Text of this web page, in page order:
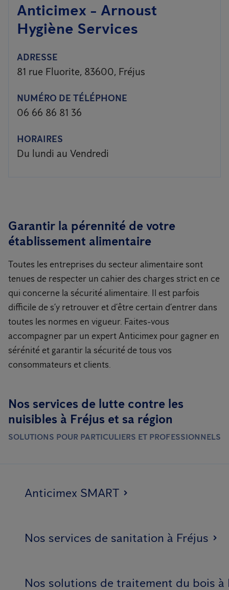
Anticimex - Arnoust
Hygiène Services
ADRESSE
81 rue Fluorite, 83600, Fréjus
NUMÉRO DE TÉLÉPHONE
06 66 86 81 36
HORAIRES
Du lundi au Vendredi
Garantir la pérennité de votre
établissement alimentaire
Toutes les entreprises du secteur alimentaire sont
tenues de respecter un cahier des charges strict en ce
qui concerne la sécurité alimentaire. Il est parfois
difficile de s’y retrouver et d’être certain d’entrer dans
toutes les normes en vigueur. Faites-vous
accompagner par un expert Anticimex pour gagner en
sérénité et garantir la sécurité de tous vos
consommateurs et clients.
Nos services de lutte contre les
nuisibles à Fréjus et sa région
SOLUTIONS POUR PARTICULIERS ET PROFESSIONNELS
Anticimex SMART
Nos services de sanitation à Fréjus
Nos solutions de traitement du bois à